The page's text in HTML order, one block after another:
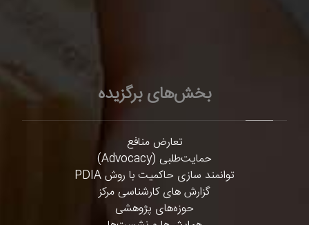
بخش‌های برگزیده
تعارض منافع
حمایت‌طلبی (Advocacy)
توانمند سازی حاکمیت با روش PDIA
گزارش های کارشناسی مرکز
حوزه‌های پژوهشی